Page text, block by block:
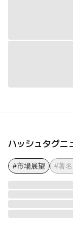
ハッシュタグニ
#市場展望 #著